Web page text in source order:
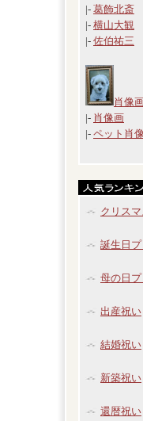
|- 葛飾北斎
|- 横山大観
|- 佐伯祐三
肖像
|- 肖像画
|- ペット肖
クリス
誕生日プ
母の日プ
出産祝い
結婚祝い
新築祝い
還暦祝い